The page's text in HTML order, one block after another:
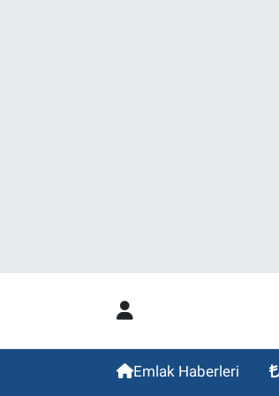
Emlak Haberleri